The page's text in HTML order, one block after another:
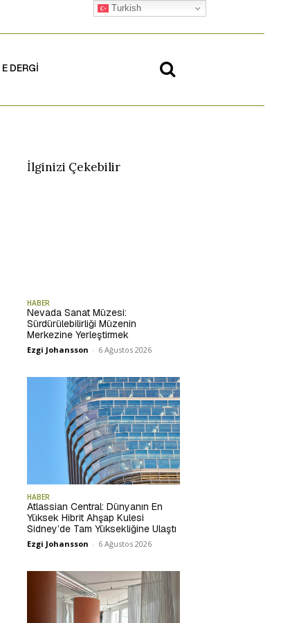
E DERGİ
İlginizi Çekebilir
HABER
Nevada Sanat Müzesi:
Sürdürülebilirliği Müzenin
Merkezine Yerleştirmek
Ezgi Johansson - 6 Ağustos 2026
HABER
Atlassian Central: Dünyanın En
Yüksek Hibrit Ahşap Kulesi
Sidney’de Tam Yüksekliğine Ulaştı
Ezgi Johansson - 6 Ağustos 2026
Turkish